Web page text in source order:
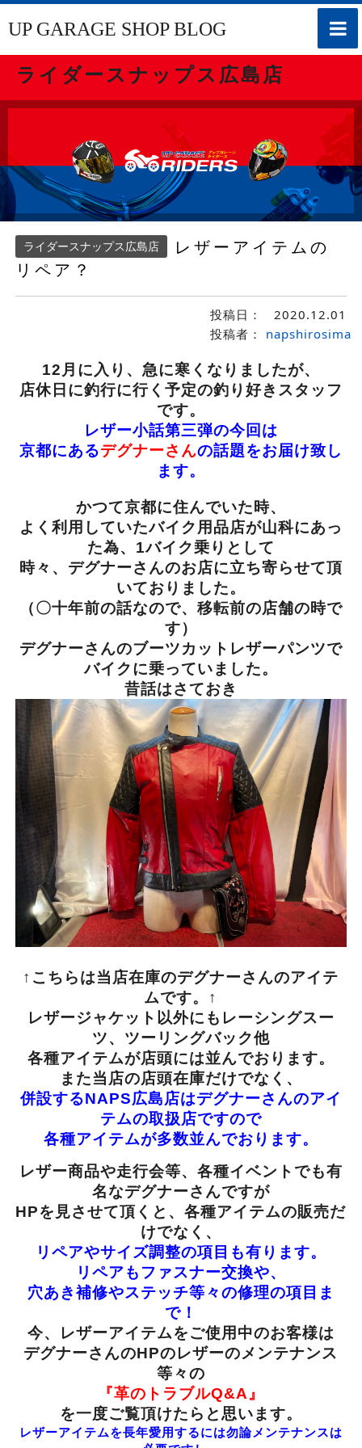
toggle
UP GARAGE SHOP BLOG
ライダースナップス広島店
ライダースナップス広島店
レザーアイテムの
リペア？
投稿日：
2020.12.01
投稿者：
napshirosima
12月に入り、急に寒くなりましたが、
店休日に釣行に行く予定の釣り好きスタッフ
です。
レザー小話第三弾の今回は
京都にあるデグナーさんの話題をお届け致し
ます。
かつて京都に住んでいた時、
よく利用していたバイク用品店が山科にあっ
た為、 1バイク乗りとして
時々、デグナーさんのお店に立ち寄らせて頂
いておりました。
（〇十年前の話なので、移転前の店舗の時で
す）
デグナーさんのブーツカットレザーパンツで
バイクに乗っていました。
昔話はさておき
↑こちらは当店在庫のデグナーさんのアイテ
ムです。↑
レザージャケット以外にもレーシングスー
ツ、ツーリングバック他
各種アイテムが店頭には並んでおります。
また当店の店頭在庫だけでなく、
併設するNAPS広島店はデグナーさんのアイ
テムの取扱店ですので
各種アイテムが多数並んでおります。
レザー商品や走行会等、各種イベントでも有
名なデグナーさんですが
HPを見させて頂くと、各種アイテムの販売だ
けでなく、
リペアやサイズ調整の項目も有ります。
リペアもファスナー交換や、
穴あき補修やステッチ等々の修理の項目ま
で！
今、レザーアイテムをご使用中のお客様は
デグナーさんのHPのレザーのメンテナンス
等々の
『革のトラブルQ&A』
を一度ご覧頂けたらと思います。
レザーアイテムを長年愛用するには勿論メンテナンスは